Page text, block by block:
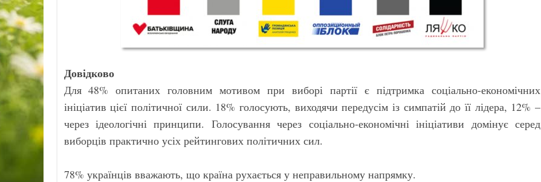
Довідково
Для 48% опитаних головним мотивом при виборі партії є підтримка соціально-економічних
ініціатив цієї політичної сили. 18% голосують, виходячи передусім із симпатій до її лідера, 12% –
через ідеологічні принципи. Голосування через соціально-економічні ініціативи домінує серед
виборців практично усіх рейтингових політичних сил.
78% українців вважають, що країна рухається у неправильному напрямку.